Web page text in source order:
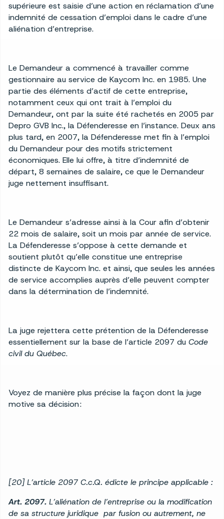
supérieure est saisie d’une action en réclamation d’une
indemnité de cessation d’emploi dans le cadre d’une
aliénation d’entreprise.
Le Demandeur a commencé à travailler comme
gestionnaire au service de Kaycom Inc. en 1985. Une
partie des éléments d’actif de cette entreprise,
notamment ceux qui ont trait à l’emploi du
Demandeur, ont par la suite été rachetés en 2005 par
Depro GVB Inc., la Défenderesse en l’instance. Deux ans
plus tard, en 2007, la Défenderesse met fin à l’emploi
du Demandeur pour des motifs strictement
économiques. Elle lui offre, à titre d’indemnité de
départ, 8 semaines de salaire, ce que le Demandeur
juge nettement insuffisant.
Le Demandeur s’adresse ainsi à la Cour afin d’obtenir
22 mois de salaire, soit un mois par année de service.
La Défenderesse s’oppose à cette demande et
soutient plutôt qu’elle constitue une entreprise
distincte de Kaycom Inc. et ainsi, que seules les années
de service accomplies auprès d’elle peuvent compter
dans la détermination de l’indemnité.
La juge rejettera cette prétention de la Défenderesse
essentiellement sur la base de l’article 2097 du Code
civil du Québec.
Voyez de manière plus précise la façon dont la juge
motive sa décision :
[20] L’article 2097 C.c.Q. édicte le principe applicable :
Art. 2097. L’aliénation de l’entreprise ou la modification
de sa structure juridique par fusion ou autrement, ne